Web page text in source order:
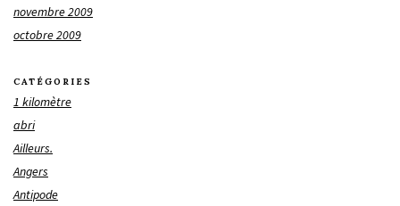
novembre 2009
octobre 2009
CATÉGORIES
1 kilomètre
abri
Ailleurs.
Angers
Antipode